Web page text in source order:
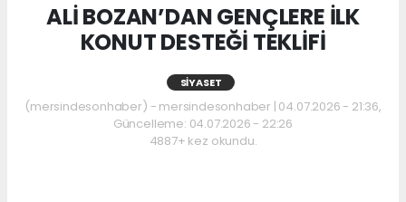
ALİ BOZAN’DAN GENÇLERE İLK
KONUT DESTEĞİ TEKLİFİ
SIYASET
(mersindesonhaber) - mersindesonhaber | 04.07.2026 - 21:36,
Güncelleme: 04.07.2026 - 22:26
4887+ kez okundu.